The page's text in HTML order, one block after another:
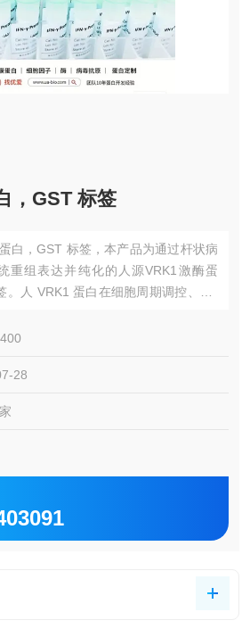
，GST 标签
白，GST 标签，本产品为通过杆状病
重组表达并纯化的人源VRK1激酶蛋
。人 VRK1 蛋白在细胞周期调控、DN
标签实现高效亲和纯化，并保留天然
28